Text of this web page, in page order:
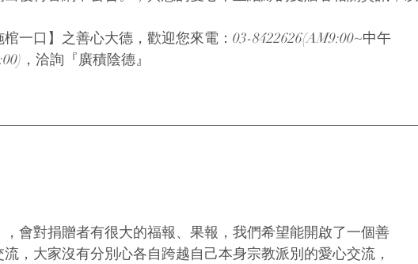
一口】之善心大德，歡迎您來電：03-8422626(AM9:00~中午
，洽詢『廣積陰德』
會對捐贈者有很大的福報、果報，我們希望能開啟了一個善
，大家沒有分別心各自跨越自己本身宗教派別的愛心交流，